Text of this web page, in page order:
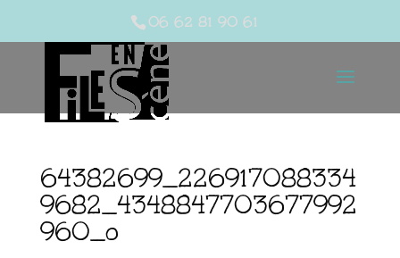
06 62 81 90 61
64382699_226917088334
9682_4348847703677992
960_o